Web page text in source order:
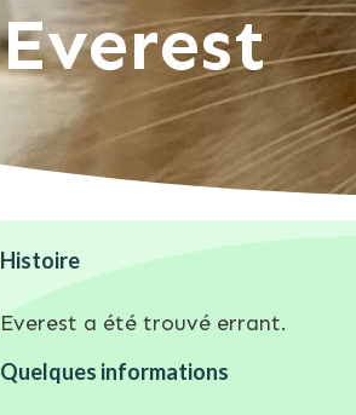
Everest
Histoire
Everest a été trouvé errant.
Quelques informations